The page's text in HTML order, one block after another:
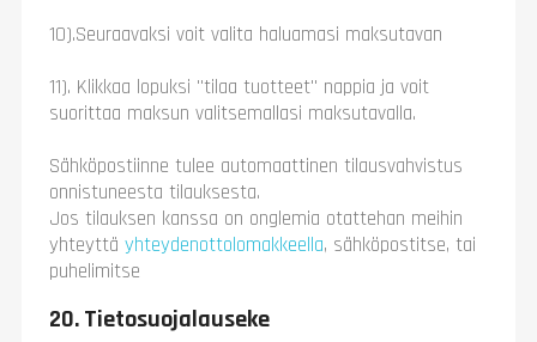
10).Seuraavaksi voit valita haluamasi maksutavan
11). Klikkaa lopuksi "tilaa tuotteet" nappia ja voit
suorittaa maksun valitsemallasi maksutavalla.
Sähköpostiinne tulee automaattinen tilausvahvistus
onnistuneesta tilauksesta.
Jos tilauksen kanssa on onglemia otattehan meihin
yhteyttä yhteydenottolomakkeella, sähköpostitse, tai
puhelimitse
20. Tietosuojalauseke